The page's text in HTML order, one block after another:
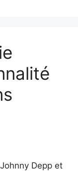
Depp et